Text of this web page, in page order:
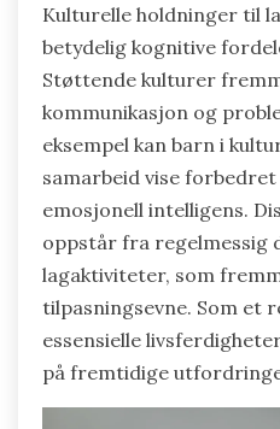
Kulturelle holdninger til
betydelig kognitive
Støttende kulturer
kommunikasjon og
eksempel kan barn i
samarbeid vise
emosjonell intelligens.
oppstår fra regelmessig
lagaktiviteter, som
tilpasningsevne. Som et
essensielle
på fremtidige